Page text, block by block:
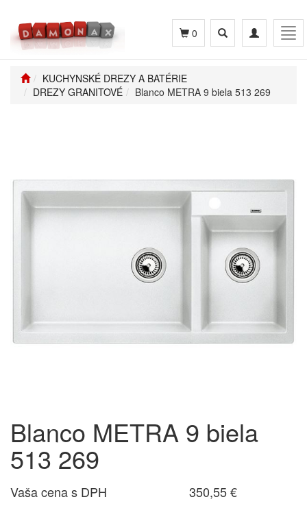
Toggle
navigation
Toggle
search
0
KUCHYNSKÉ DREZY A BATÉRIE
DREZY GRANITOVÉ
Blanco METRA 9 biela 513 269
Blanco METRA 9 biela
513 269
Vaša cena s DPH
350,55 €